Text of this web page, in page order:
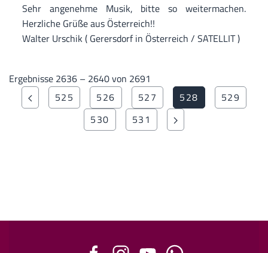
Sehr angenehme Musik, bitte so weitermachen.
Herzliche Grüße aus Österreich!!
Walter Urschik ( Gerersdorf in Österreich / SATELLIT )
Ergebnisse 2636 – 2640 von 2691
525
526 527 528
529
530
531